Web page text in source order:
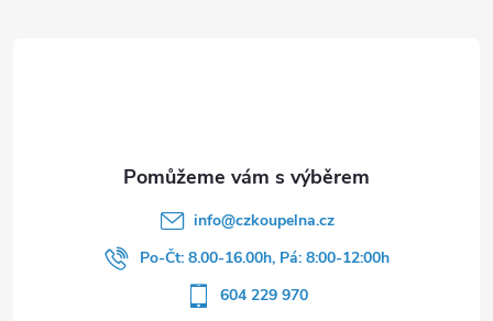
info@czkoupelna.cz
Po-Čt: 8.00-16.00h, Pá: 8:00-12:00h
604 229 970